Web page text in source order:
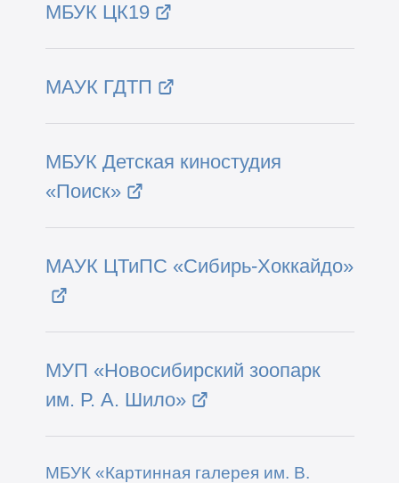
МБУК ЦК19
МАУК ГДТП
МБУК Детская киностудия
«Поиск»
МАУК ЦТиПС «Сибирь-Хоккайдо»
МУП «Новосибирский зоопарк
им. Р. А. Шило»
МБУК «Картинная галерея им. В.